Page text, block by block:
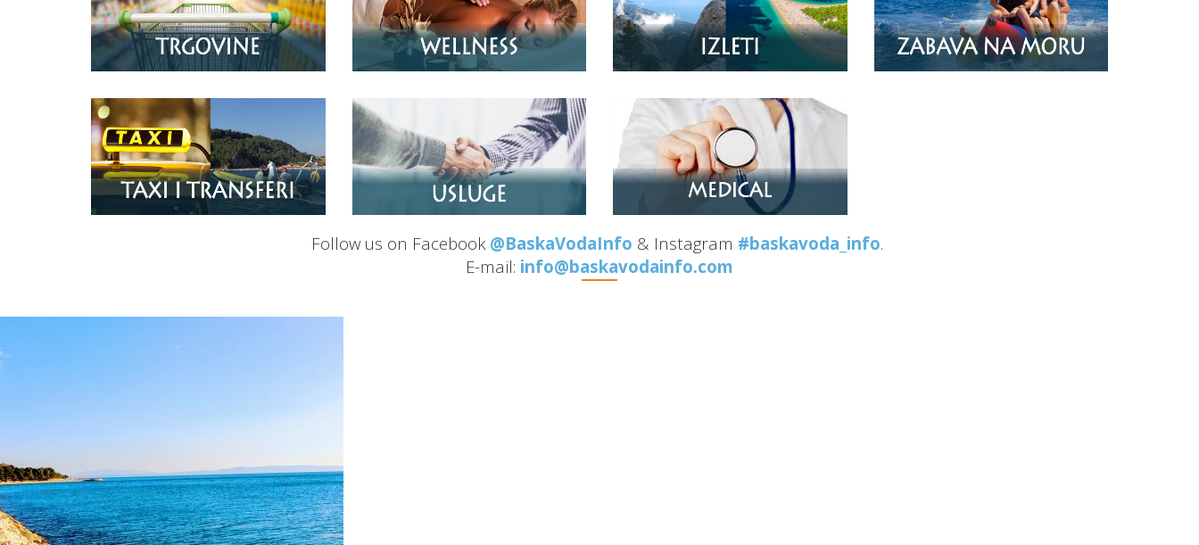
Follow us on Facebook @BaskaVodaInfo & Instagram #baskavoda_info.
E-mail: info@baskavodainfo.com